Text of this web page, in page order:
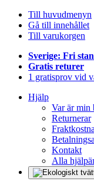
Till huvudmenyn
Gå till innehållet
Till varukorgen
Sverige: Fri
Gratis returer
1 gratisprov vid
Hjälp
Var är min
Returnerar
Kontakt
Alla